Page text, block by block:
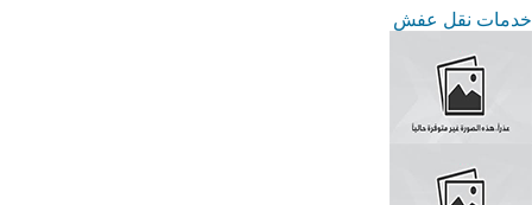
خدمات نقل عفش